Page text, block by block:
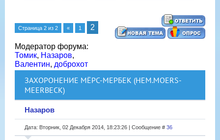
Страница 2 из 2 « 1 2
Модератор форума:
Томик, Назаров,
Валентин, доброхот
ЗАХОРОНЕНИЕ МЁРС-МЕРБЕК (НЕМ.MOERS-
MEERBECK)
Назаров
Дата: Вторник, 02 Декабря 2014, 18:23:26 | Сообщение # 36